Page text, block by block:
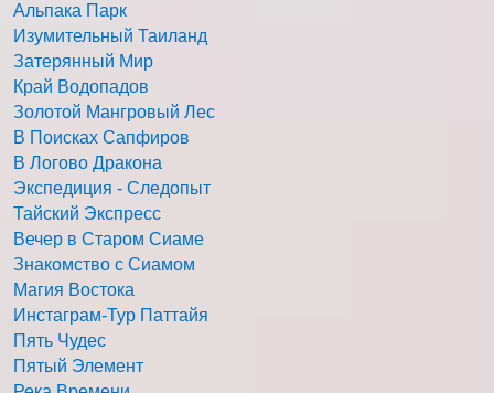
Альпака Парк
Изумительный Таиланд
Затерянный Мир
Край Водопадов
Золотой Мангровый Лес
В Поисках Сапфиров
В Логово Дракона
Экспедиция - Следопыт
Тайский Экспресс
Вечер в Старом Сиаме
Знакомство с Сиамом
Магия Востока
Инстаграм-Тур Паттайя
Пять Чудес
Пятый Элемент